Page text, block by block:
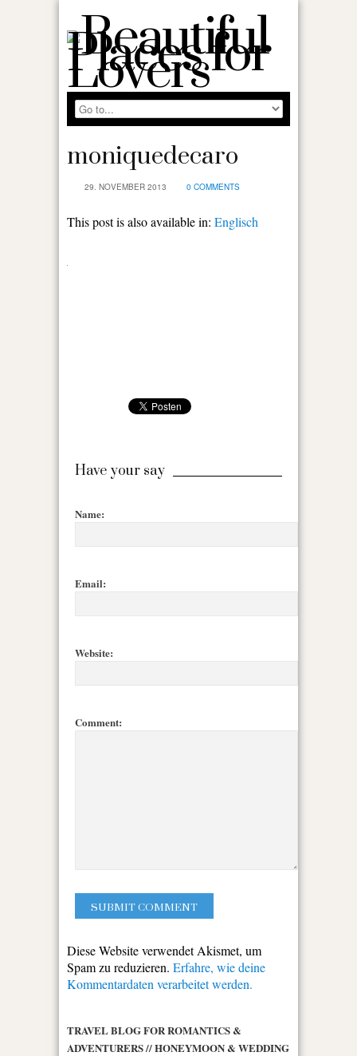
moniquedecaro
29. NOVEMBER 2013 0 COMMENTS
This post is also available in: Englisch
Have your say
Name:
Email:
Website:
Comment:
Diese Website verwendet Akismet, um
Spam zu reduzieren. Erfahre, wie deine
Kommentardaten verarbeitet werden.
TRAVEL BLOG FOR ROMANTICS &
ADVENTURERS // HONEYMOON & WEDDING